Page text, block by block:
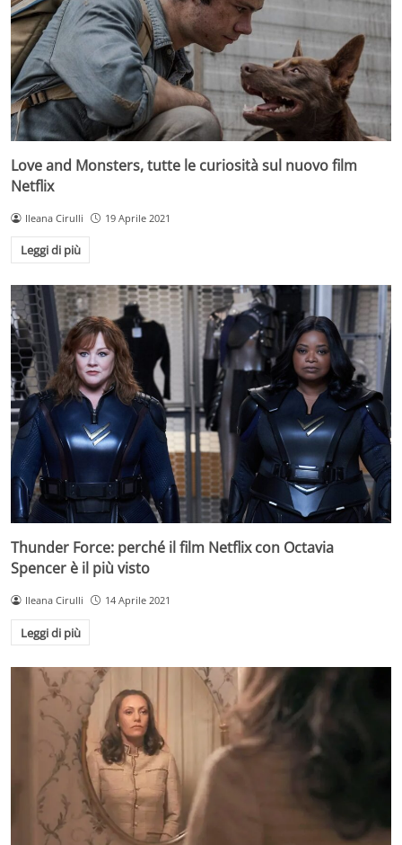
Love and Monsters, tutte le curiosità sul nuovo film
Netflix
Ileana Cirulli 19 Aprile 2021
Leggi di più
Thunder Force: perché il film Netflix con Octavia
Spencer è il più visto
Ileana Cirulli 14 Aprile 2021
Leggi di più